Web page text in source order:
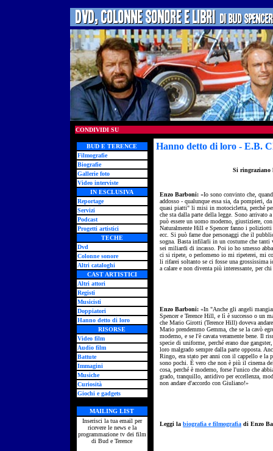
CONDIVIDI SU
BUD E TERENCE
Filmografie
Biografie
Gallerie foto
Video interviste
IN ESCLUSIVA
Reportage
Servizi
Podcast
Progetti artistici
TECHE
Dvd
Colonne sonore
Altri cataloghi
CAST ARTISTICI
Altri attori
Registi
Musicisti
Doppiatori
Hanno detto di loro
RISORSE
Video film
Audio film
Battute
Immagini
Musiche
Curiosità
Giochi e gadgets
MAILING LIST
Inserisci la tua email per
ricevere le news e la
programmazione tv dei film
di Bud e Terence
Hanno detto di loro - E.B.
Si ringraziano
Enzo Barboni: «Io sono convinto che,
addosso - qualunque essa sia, da pompieri,
quasi piatti" li misi in motocicletta, perché
che sta dalla parte della legge. Sono
può essere un uomo moderno, giustiziere,
Naturalmente Hill e Spencer fanno i
ecc. Si può farne due personaggi che il
sogna. Basta infilarli in un costume che tanti
sei miliardi di incasso. Poi io ho smesso
ci si ripete, o perlomeno io mi ripeterei, mi
li rifarei soltanto se ci fosse una grossissima
a calare e non diventa più interessante, per
Enzo Barboni: «In "Anche gli angeli
Spencer e Terence Hill, e lì è successo o un
che Mario Girotti (Terence Hill) doveva
Mario prendemmo Gemma, che se la cavò
moderno, e se l'è cavata veramente bene. Il
specie di uniforme, perché erano due
loro malgrado sempre dalla parte opposta.
Ringo, era stato per anni con il cappello e la
sono pochi. È vero che non è più il cinema
cosa, perché è moderno, forse l'unico che
grado, tranquillo, antidivo per eccellenza,
non andare d'accordo con Giuliano!»
Leggi la biografia e filmografia di Enzo